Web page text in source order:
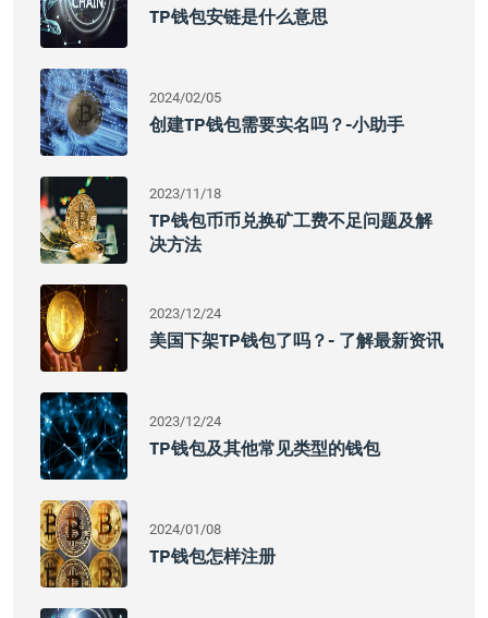
TP钱包安链是什么意思
2024/02/05
创建TP钱包需要实名吗？-小助手
2023/11/18
TP钱包币币兑换矿工费不足问题及解
决方法
2023/12/24
美国下架TP钱包了吗？- 了解最新资讯
2023/12/24
TP钱包及其他常见类型的钱包
2024/01/08
TP钱包怎样注册